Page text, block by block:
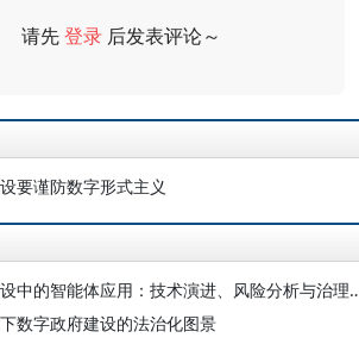
请先登录 后发表评论～
要谨防数字形式主义
郑跃平：数字政府建设中的智
数字政府建设的法治化图景